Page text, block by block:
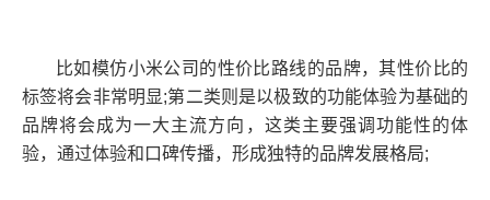
比如模仿小米公司的性价比路线的品牌，其性价比的
标签将会非常明显;第二类则是以极致的功能体验为基础的
品牌将会成为一大主流方向，这类主要强调功能性的体
验，通过体验和口碑传播，形成独特的品牌发展格局;